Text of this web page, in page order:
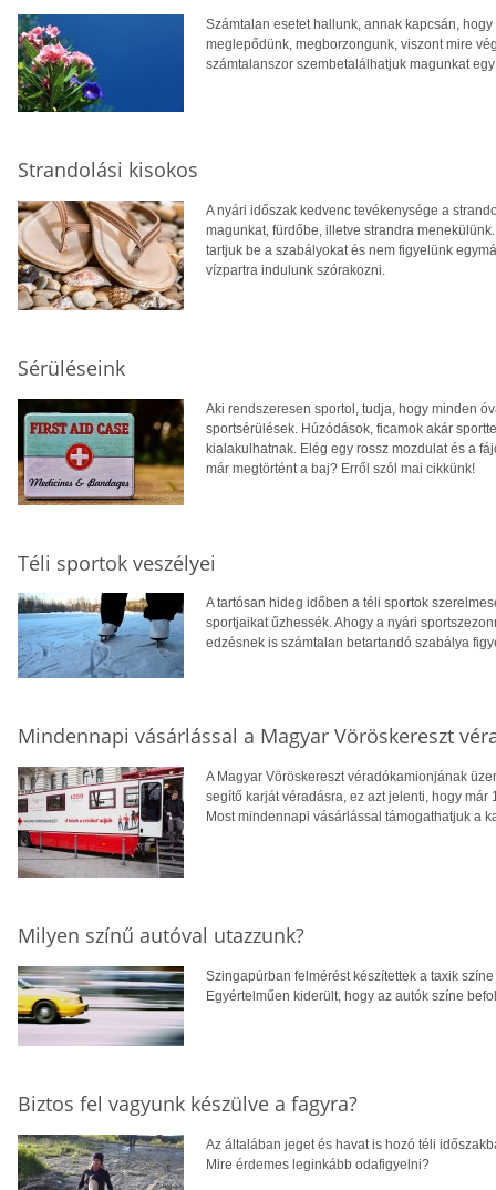
Számtalan esetet hallunk, annak kapcsán,
meglepődünk, megborzongunk, viszont mire
számtalanszor szembetalálhatjuk magunkat
Strandolási kisokos
A nyári időszak kedvenc tevékenysége a
magunkat, fürdőbe, illetve strandra
tartjuk be a szabályokat és nem figyelünk
vízpartra indulunk szórakozni.
Sérüléseink
Aki rendszeresen sportol, tudja, hogy minden
sportsérülések. Húzódások, ficamok akár
kialakulhatnak. Elég egy rossz mozdulat és a
már megtörtént a baj? Erről szól mai cikkünk!
Téli sportok veszélyei
A tartósan hideg időben a téli sportok
sportjaikat űzhessék. Ahogy a nyári
edzésnek is számtalan betartandó szabálya
Mindennapi vásárlással a Magyar Vöröskereszt
A Magyar Vöröskereszt véradókamionjának
segítő karját véradásra, ez azt jelenti, hogy
Most mindennapi vásárlással támogathatjuk a
Milyen színű autóval utazzunk?
Szingapúrban felmérést készítettek a taxik
Egyértelműen kiderült, hogy az autók színe
Biztos fel vagyunk készülve a fagyra?
Az általában jeget és havat is hozó téli
Mire érdemes leginkább odafigyelni?